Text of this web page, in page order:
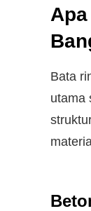
Bata
utama